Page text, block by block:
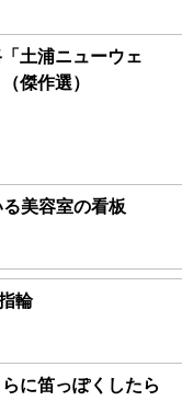
土浦ニューウェ
傑作選）
美容室の看板
輪
に笛っぽくしたら